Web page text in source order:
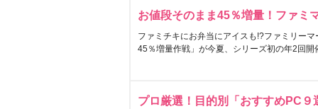
お値段そのまま45％増量！ファミ
ファミチキにお弁当にアイスも!?ファミリー
45％増量作戦」が今夏、シリーズ初の年2回開
プロ厳選！目的別「おすすめPC９